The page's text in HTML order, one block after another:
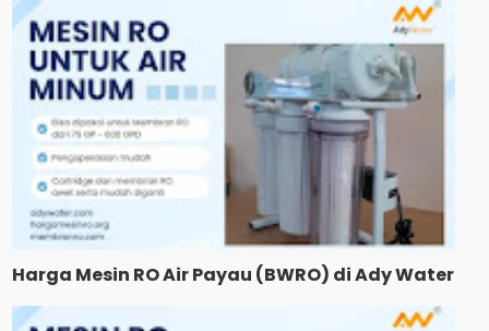
Harga Mesin RO Air Payau (BWRO) di Ady Water